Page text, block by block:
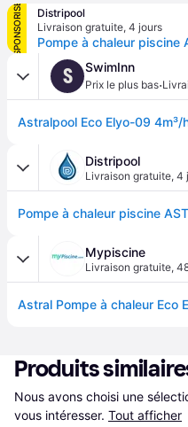
SPONSORISÉ
Distripool
Livraison gratuite, 4 jours
S SwimInn
Prix le plus bas·
Distripool
Livraison gratuite, 4
Mypiscine
Livraison gratuite,
Produits
Nous avons choisi une
vous intéresser. Tout afficher